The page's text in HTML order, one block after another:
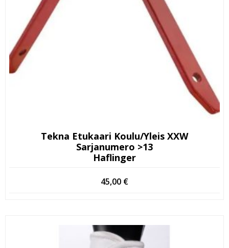
Tekna Etukaari Koulu/yleis XXW
Sarjanumero >13
Haflinger
45,00 €